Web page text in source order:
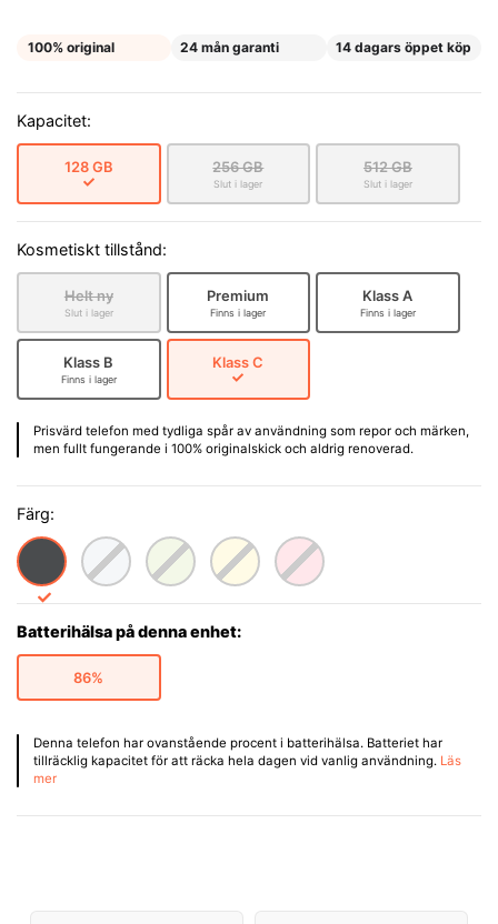
100% original 24 mån garanti 14 dagars öppet köp
Kapacitet:
128 GB 256 GB
Slut i lager
512 GB
Slut i lager
Kosmetiskt tillstånd:
Helt ny
Slut i lager
Premium
Finns i lager
Klass A
Finns i lager
Klass B
Finns i lager
Klass C
Prisvärd telefon med tydliga spår av användning som repor och märken,
men fullt fungerande i 100% originalskick och aldrig renoverad.
Färg:
Batterihälsa på denna enhet:
86%
Denna telefon har ovanstående procent i batterihälsa. Batteriet har
tillräcklig kapacitet för att räcka hela dagen vid vanlig användning. Läs
mer